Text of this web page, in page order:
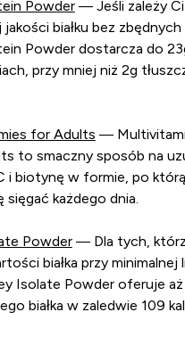
Powder— Jeśli zależy Ci
białku bez zbędnych
Powder dostarcza do
przy mniej niż 2g
for Adults —
to smaczny sposób na
i biotynę w formie, po którą
każdego dnia.
Powder— Dla tych,
białka przy minimalnej
Isolate Powder oferuje
białka w zaledwie 109